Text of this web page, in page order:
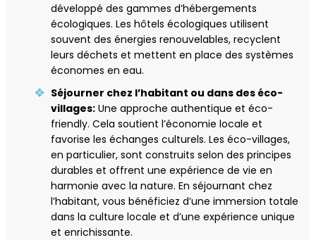
développé des gammes d’hébergements
écologiques. Les hôtels écologiques utilisent
souvent des énergies renouvelables, recyclent
leurs déchets et mettent en place des systèmes
économes en eau.
Séjourner chez l’habitant ou dans des éco-
villages: Une approche authentique et éco-
friendly. Cela soutient l’économie locale et
favorise les échanges culturels. Les éco-villages,
en particulier, sont construits selon des principes
durables et offrent une expérience de vie en
harmonie avec la nature. En séjournant chez
l’habitant, vous bénéficiez d’une immersion totale
dans la culture locale et d’une expérience unique
et enrichissante.